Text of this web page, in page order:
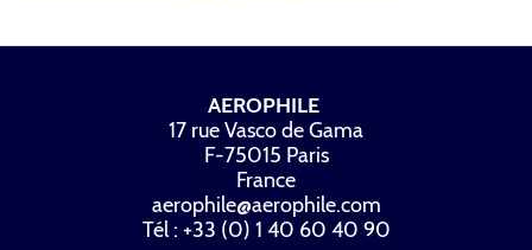
AEROPHILE
17 rue Vasco de Gama
F-75015 Paris
France
aerophile@aerophile.com
Tél : +33 (0) 1 40 60 40 90